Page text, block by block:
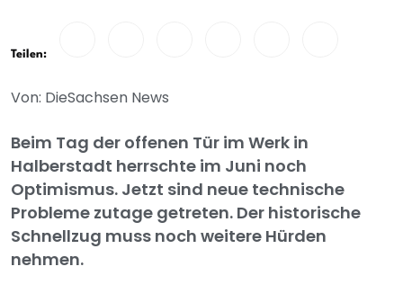
Teilen:
Von: DieSachsen News
Beim Tag der offenen Tür im Werk in
Halberstadt herrschte im Juni noch
Optimismus. Jetzt sind neue technische
Probleme zutage getreten. Der historische
Schnellzug muss noch weitere Hürden
nehmen.